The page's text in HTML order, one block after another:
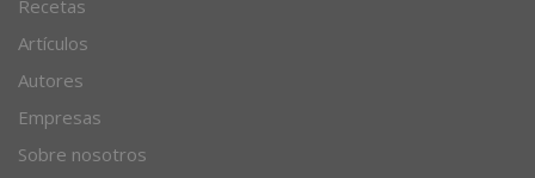
Blog de cocina
Recetas
Artículos
Autores
Empresas